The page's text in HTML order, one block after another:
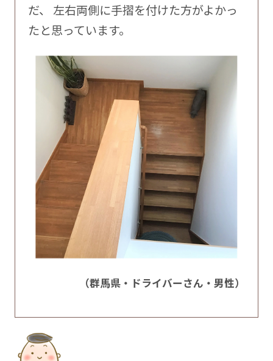
だ、 左右両側に手摺を付けた方がよかっ
たと思っています。
（群馬県・ドライバーさん・男性）